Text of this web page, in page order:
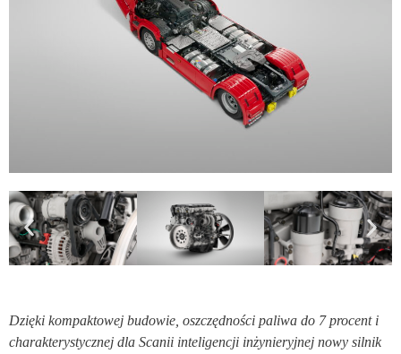
Dzięki kompaktowej budowie, oszczędności paliwa do 7 procent i
charakterystycznej dla Scanii inteligencji inżynieryjnej nowy silnik